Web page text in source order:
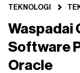
TEKNOLOGI
Waspadai
Software
Oracle